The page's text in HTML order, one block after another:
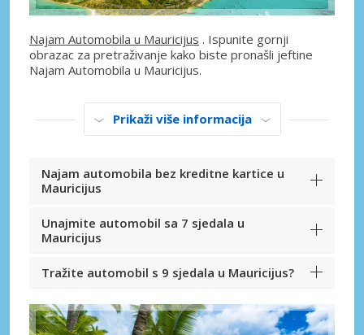
Najam Automobila u Mauricijus . Ispunite gornji
obrazac za pretraživanje kako biste pronašli jeftine
Najam Automobila u Mauricijus.
Prikaži više informacija
Najam automobila bez kreditne kartice u
Mauricijus
Unajmite automobil sa 7 sjedala u
Mauricijus
Tražite automobil s 9 sjedala u Mauricijus?